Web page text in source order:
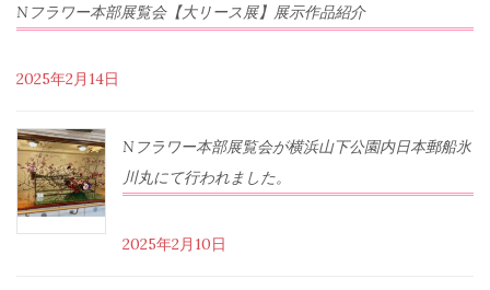
Nフラワー本部展覧会【大リース展】展示作品紹介
2025年2月14日
Nフラワー本部展覧会が横浜山下公園内日本郵船氷
川丸にて行われました。
2025年2月10日